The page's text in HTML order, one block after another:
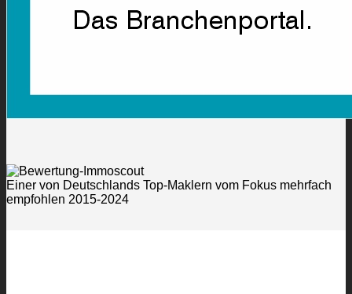
Einer von Deutschlands Top-Maklern vom Fokus mehrfach
empfohlen 2015-2024